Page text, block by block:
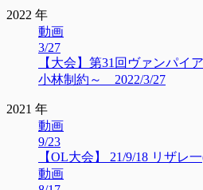
2022 年
動画
3/27
【大会】第31回ヴァンパイ
小林制約～ 2022/3/27
2021 年
動画
9/23
【OL大会】 21/9/18 リザレ
動画